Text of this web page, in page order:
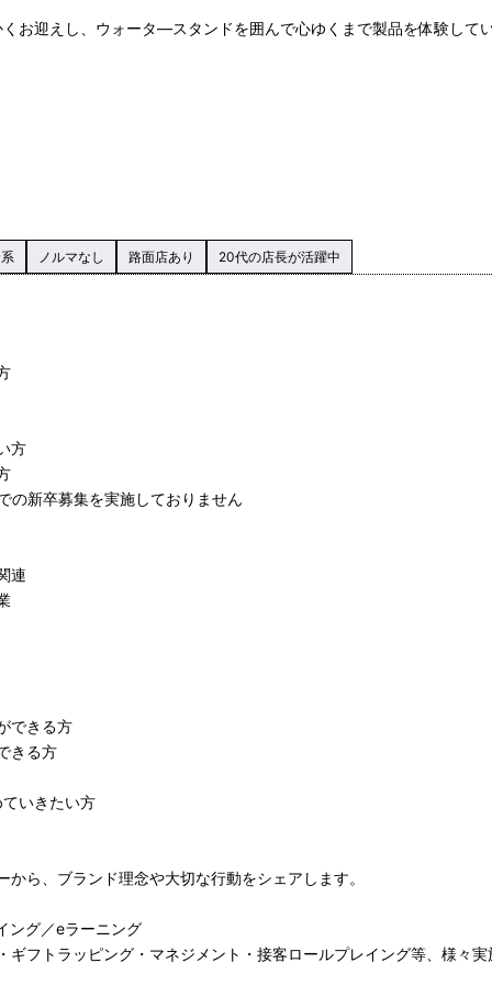
お迎えし、ウォータ―スタンドを囲んで心ゆくまで製品を体験して
ノルマなし 路面店あり 20代の店長が活躍中
方
新卒募集を実施しておりません
連
できる方
きる方
ていきたい方
から、ブランド理念や大切な行動をシェアします。
ング／eラーニング
ギフトラッピング・マネジメント・接客ロールプレイング等、様々実